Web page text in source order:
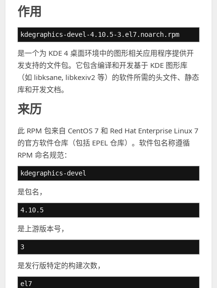
作用
kdegraphics-devel-4.10.5-3.el7.noarch.rpm
是一个为 KDE 4 桌面环境中的图形相关应用程序提供开
发支持的文件包。它包含编译和开发基于 KDE 图形库
（如 libksane, libkexiv2 等）的软件所需的头文件、静态
库和开发文档。
来历
此 RPM 包来自 CentOS 7 和 Red Hat Enterprise Linux 7
的官方软件仓库（包括 EPEL 仓库）。软件包名称遵循
RPM 命名规范：
kdegraphics-devel
是包名，
4.10.5
是上游版本号，
3
是发行版特定的构建次数，
el7